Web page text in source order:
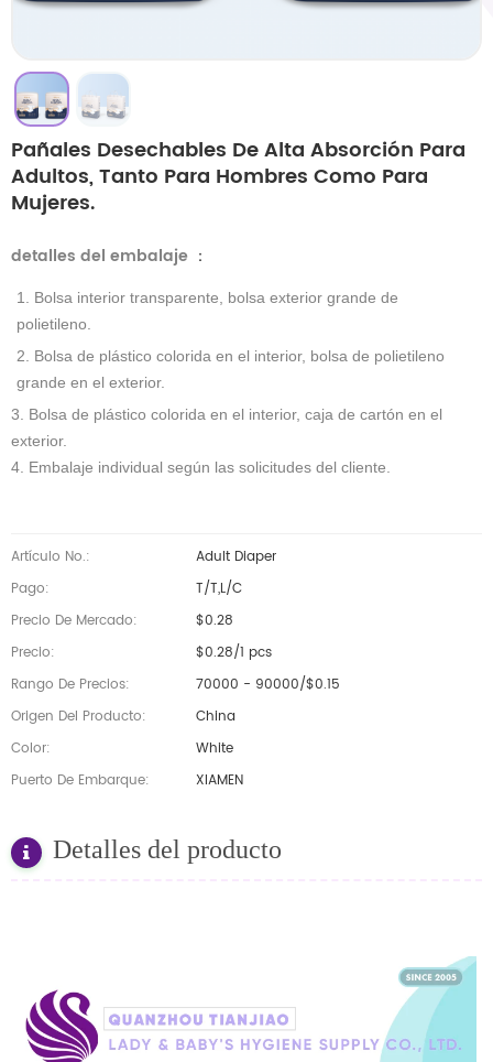
Pañales Desechables De Alta Absorción Para
Adultos, Tanto Para Hombres Como Para
Mujeres.
detalles del embalaje ：
1. Bolsa interior transparente, bolsa exterior grande de
polietileno.
2. Bolsa de plástico colorida en el interior, bolsa de polietileno
grande en el exterior.
3. Bolsa de plástico colorida en el interior, caja de cartón en el
exterior.
4. Embalaje individual según las solicitudes del cliente.
Artículo No.:
Adult Diaper
Pago:
T/T,L/C
Precio De Mercado:
$0.28
Precio:
$0.28/1 pcs
Rango De Precios:
70000 - 90000/$0.15
Origen Del Producto:
China
Color:
White
Puerto De Embarque:
XIAMEN
Detalles del producto